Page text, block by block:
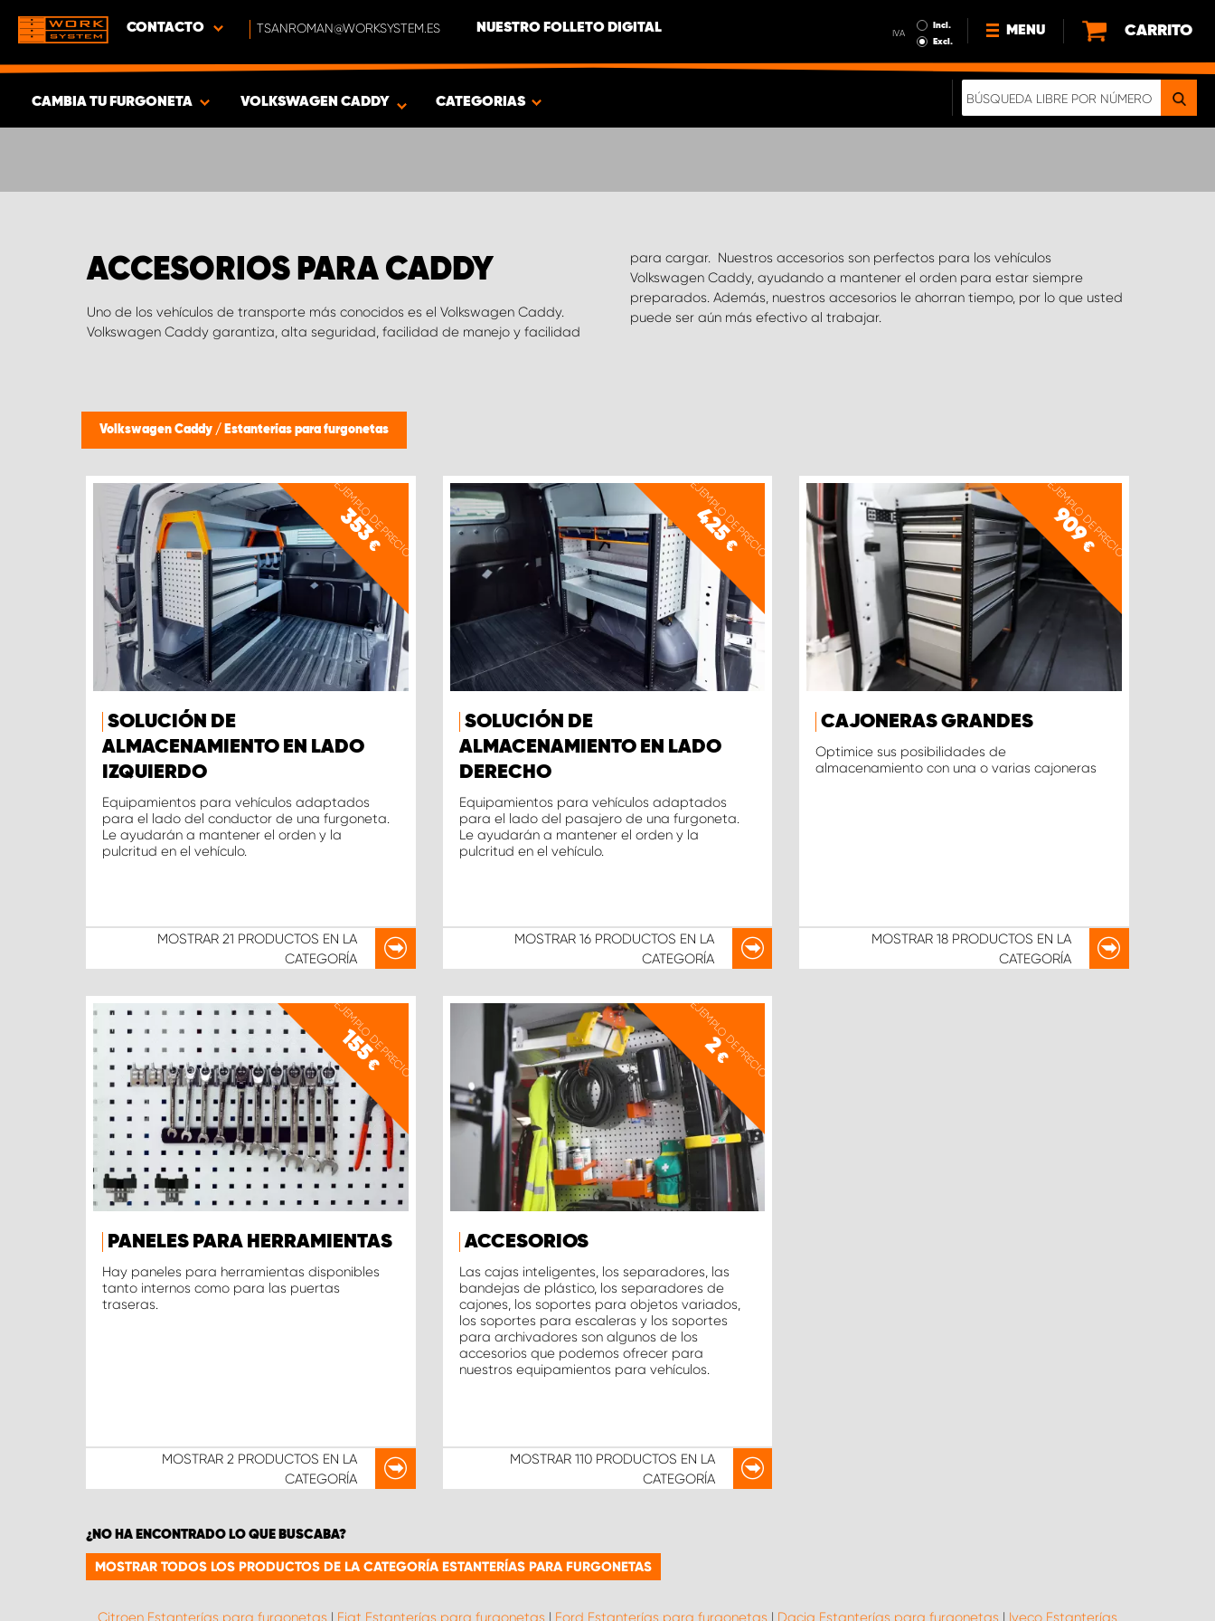
CONTACTO TSANROMAN@WORKSYSTEM.ES NUESTRO FOLLETO DIGITAL IVA
Incl.
Excl.
MENU
NOTICIAS
CARRITO
CAMBIA TU FURGONETA
PRODUCTOS
VOLKSWAGEN CADDY CATEGORIAS
ACCESORIOS PARA CADDY
Uno de los vehículos de transporte más conocidos es el Volkswagen Caddy.
Volkswagen Caddy garantiza, alta seguridad, facilidad de manejo y facilidad
para cargar. Nuestros accesorios son perfectos para los vehículos
Volkswagen Caddy, ayudando a mantener el orden para estar siempre
preparados. Además, nuestros accesorios le ahorran tiempo, por lo que usted
puede ser aún más efectivo al trabajar.
Volkswagen Caddy / Estanterías para furgonetas
EJEMPLO DE PRECIO
353
€
SOLUCIÓN DE
ALMACENAMIENTO EN LADO
IZQUIERDO
Equipamientos para vehículos adaptados
para el lado del conductor de una furgoneta.
Le ayudarán a mantener el orden y la
pulcritud en el vehículo.
MOSTRAR 21 PRODUCTOS EN LA
CATEGORÍA
EJEMPLO DE PRECIO
425
€
SOLUCIÓN DE
ALMACENAMIENTO EN LADO
DERECHO
Equipamientos para vehículos adaptados
para el lado del pasajero de una furgoneta.
Le ayudarán a mantener el orden y la
pulcritud en el vehículo.
MOSTRAR 16 PRODUCTOS EN LA
CATEGORÍA
EJEMPLO DE PRECIO
909
€
CAJONERAS GRANDES
Optimice sus posibilidades de
almacenamiento con una o varias cajoneras
MOSTRAR 18 PRODUCTOS EN LA
CATEGORÍA
EJEMPLO DE PRECIO
155
€
PANELES PARA HERRAMIENTAS
Hay paneles para herramientas disponibles
tanto internos como para las puertas
traseras.
MOSTRAR 2 PRODUCTOS EN LA
CATEGORÍA
EJEMPLO DE PRECIO
2
€
ACCESORIOS
Las cajas inteligentes, los separadores, las
bandejas de plástico, los separadores de
cajones, los soportes para objetos variados,
los soportes para escaleras y los soportes
para archivadores son algunos de los
accesorios que podemos ofrecer para
nuestros equipamientos para vehículos.
MOSTRAR 110 PRODUCTOS EN LA
CATEGORÍA
¿NO HA ENCONTRADO LO QUE BUSCABA?
MOSTRAR TODOS LOS PRODUCTOS DE LA CATEGORÍA ESTANTERÍAS PARA FURGONETAS
Citroen Estanterías para furgonetas | Fiat Estanterías para furgonetas | Ford Estanterías para furgonetas | Dacia Estanterías para furgonetas | Iveco Estanterías